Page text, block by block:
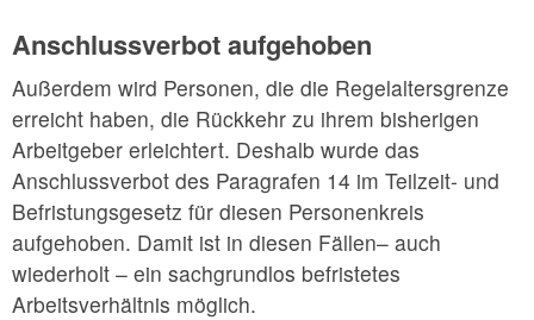
Anschlussverbot aufgehoben
Außerdem wird Personen, die die Regelaltersgrenze
erreicht haben, die Rückkehr zu ihrem bisherigen
Arbeitgeber erleichtert. Deshalb wurde das
Anschlussverbot des Paragrafen 14 im Teilzeit- und
Befristungsgesetz für diesen Personenkreis
aufgehoben. Damit ist in diesen Fällen– auch
wiederholt – ein sachgrundlos befristetes
Arbeitsverhältnis möglich.